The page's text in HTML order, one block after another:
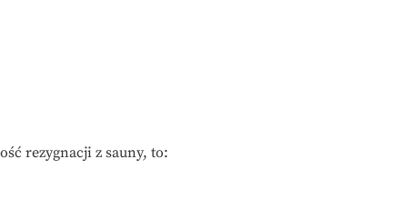
rezygnacji z sauny, to: